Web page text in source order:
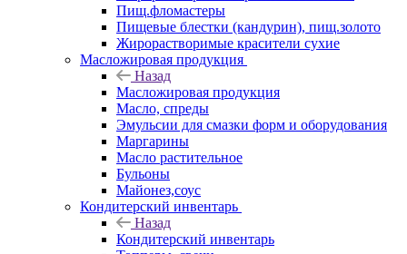
Пищ.фломастеры
Пищевые блестки (кандурин), пищ.золото
Жирорастворимые красители сухие
Масложировая продукция
Назад
Масложировая продукция
Масло, спреды
Эмульсии для смазки форм и оборудования
Маргарины
Масло растительное
Бульоны
Майонез,соус
Кондитерский инвентарь
Назад
Кондитерский инвентарь